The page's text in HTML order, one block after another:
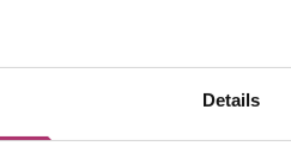
Details